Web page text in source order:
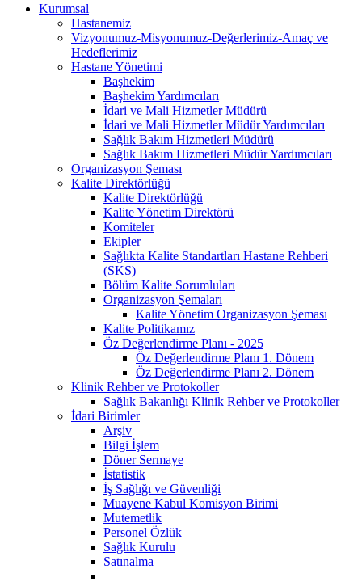
Kurumsal
Hastanemiz
Vizyonumuz-Misyonumuz-Değerlerimiz-Amaç ve
Hedeflerimiz
Hastane Yönetimi
Başhekim
Başhekim Yardımcıları
İdari ve Mali Hizmetler Müdürü
İdari ve Mali Hizmetler Müdür Yardımcıları
Sağlık Bakım Hizmetleri Müdürü
Sağlık Bakım Hizmetleri Müdür Yardımcıları
Organizasyon Şeması
Kalite Direktörlüğü
Kalite Direktörlüğü
Kalite Yönetim Direktörü
Komiteler
Ekipler
Sağlıkta Kalite Standartları Hastane Rehberi
(SKS)
Bölüm Kalite Sorumluları
Organizasyon Şemaları
Kalite Yönetim Organizasyon Şeması
Kalite Politikamız
Öz Değerlendirme Planı - 2025
Öz Değerlendirme Planı 1. Dönem
Öz Değerlendirme Planı 2. Dönem
Klinik Rehber ve Protokoller
Sağlık Bakanlığı Klinik Rehber ve Protokoller
İdari Birimler
Arşiv
Bilgi İşlem
Döner Sermaye
İstatistik
İş Sağlığı ve Güvenliği
Muayene Kabul Komisyon Birimi
Mutemetlik
Personel Özlük
Sağlık Kurulu
Satınalma